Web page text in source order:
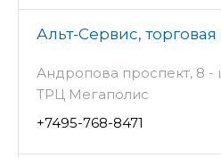
Альт-Сервис,
Андропова проспект, 8 -
ТРЦ Мегаполис
+7495-768-8471